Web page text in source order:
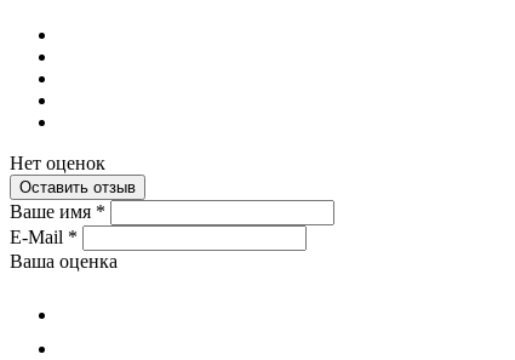
Нет оценок
Оставить отзыв
Ваше имя *
E-Mail *
Ваша оценка